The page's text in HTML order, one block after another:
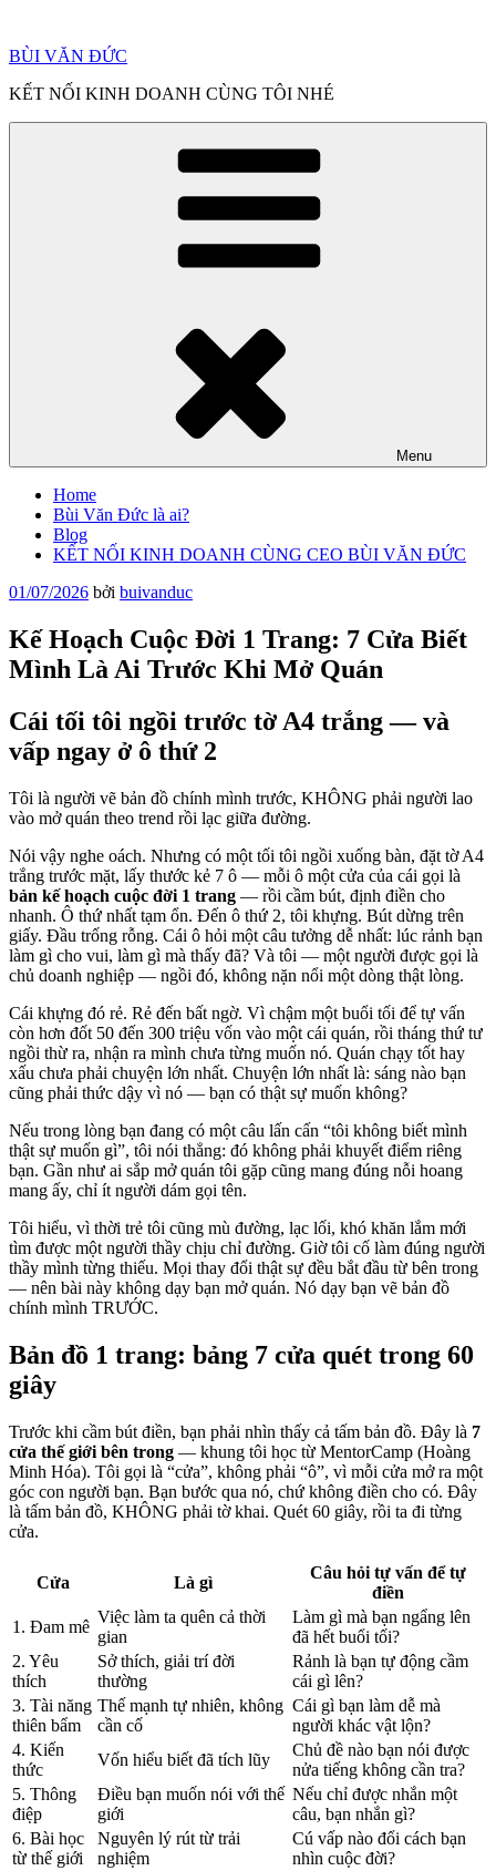
phần
dung
BÙI VĂN ĐỨC
KẾT NỐI KINH DOANH CÙNG TÔI NHÉ
Menu
Home
Bùi Văn Đức là ai?
Blog
KẾT NỐI KINH DOANH CÙNG CEO BÙI VĂN ĐỨC
Đăng
01/07/2026 bởi buivanduc
Kế Hoạch Cuộc Đời 1 Trang: 7 Cửa Biết
Mình Là Ai Trước Khi Mở Quán
Cái tối tôi ngồi trước tờ A4 trắng — và
vấp ngay ở ô thứ 2
Tôi là người vẽ bản đồ chính mình trước, KHÔNG phải người lao
vào mở quán theo trend rồi lạc giữa đường.
Nói vậy nghe oách. Nhưng có một tối tôi ngồi xuống bàn, đặt tờ A4
trắng trước mặt, lấy thước kẻ 7 ô — mỗi ô một cửa của cái gọi là
bản kế hoạch cuộc đời 1 trang — rồi cầm bút, định điền cho
nhanh. Ô thứ nhất tạm ổn. Đến ô thứ 2, tôi khựng. Bút dừng trên
giấy. Đầu trống rỗng. Cái ô hỏi một câu tưởng dễ nhất: lúc rảnh bạn
làm gì cho vui, làm gì mà thấy đã? Và tôi — một người được gọi là
chủ doanh nghiệp — ngồi đó, không nặn nổi một dòng thật lòng.
Cái khựng đó rẻ. Rẻ đến bất ngờ. Vì chậm một buổi tối để tự vấn
còn hơn đốt 50 đến 300 triệu vốn vào một cái quán, rồi tháng thứ tư
ngồi thừ ra, nhận ra mình chưa từng muốn nó. Quán chạy tốt hay
xấu chưa phải chuyện lớn nhất. Chuyện lớn nhất là: sáng nào bạn
cũng phải thức dậy vì nó — bạn có thật sự muốn không?
Nếu trong lòng bạn đang có một câu lấn cấn “tôi không biết mình
thật sự muốn gì”, tôi nói thẳng: đó không phải khuyết điểm riêng
bạn. Gần như ai sắp mở quán tôi gặp cũng mang đúng nỗi hoang
mang ấy, chỉ ít người dám gọi tên.
Tôi hiểu, vì thời trẻ tôi cũng mù đường, lạc lối, khó khăn lắm mới
tìm được một người thầy chịu chỉ đường. Giờ tôi cố làm đúng người
thầy mình từng thiếu. Mọi thay đổi thật sự đều bắt đầu từ bên trong
— nên bài này không dạy bạn mở quán. Nó dạy bạn vẽ bản đồ
chính mình TRƯỚC.
Bản đồ 1 trang: bảng 7 cửa quét trong 60
giây
Trước khi cầm bút điền, bạn phải nhìn thấy cả tấm bản đồ. Đây là 7
cửa thế giới bên trong — khung tôi học từ MentorCamp (Hoàng
Minh Hóa). Tôi gọi là “cửa”, không phải “ô”, vì mỗi cửa mở ra một
góc con người bạn. Bạn bước qua nó, chứ không điền cho có. Đây
là tấm bản đồ, KHÔNG phải tờ khai. Quét 60 giây, rồi ta đi từng
cửa.
Cửa Là gì
Câu hỏi tự vấn để tự
điền
1. Đam mê
Việc làm ta quên cả thời
gian
Làm gì mà bạn ngẩng lên
đã hết buổi tối?
2. Yêu
thích
Sở thích, giải trí đời
thường
Rảnh là bạn tự động cầm
cái gì lên?
3. Tài năng
thiên bẩm
Thế mạnh tự nhiên, không
cần cố
Cái gì bạn làm dễ mà
người khác vật lộn?
4. Kiến
thức
Vốn hiểu biết đã tích lũy
Chủ đề nào bạn nói được
nửa tiếng không cần tra?
5. Thông
điệp
Điều bạn muốn nói với thế
giới
Nếu chỉ được nhắn một
câu, bạn nhắn gì?
6. Bài học
từ thế giới
Nguyên lý rút từ trải
nghiệm
Cú vấp nào đổi cách bạn
nhìn cuộc đời?